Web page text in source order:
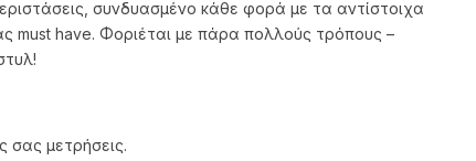
συνδυασμένο κάθε φορά με τα αντίστοιχα
must have. Φοριέται με πάρα πολλούς τρόπους –
σας μετρήσεις.